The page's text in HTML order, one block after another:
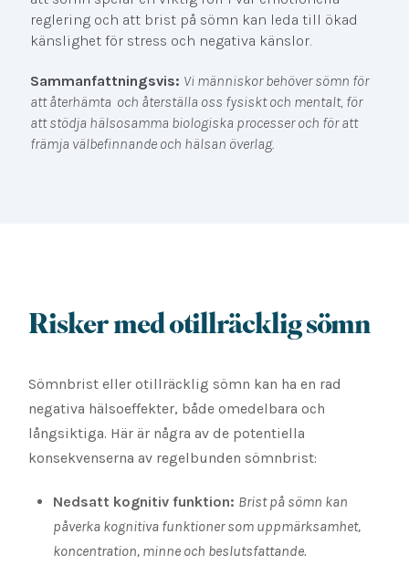
reglering och att brist på sömn kan leda till ökad
känslighet för stress och negativa känslor.
Sammanfattningsvis: Vi människor behöver sömn för
att återhämta och återställa oss fysiskt och mentalt, för
att stödja hälsosamma biologiska processer och för att
främja välbefinnande och hälsan överlag.
Risker med otillräcklig sömn
Sömnbrist eller otillräcklig sömn kan ha en rad
negativa hälsoeffekter, både omedelbara och
långsiktiga. Här är några av de potentiella
konsekvenserna av regelbunden sömnbrist:
Nedsatt kognitiv funktion: Brist på sömn kan
påverka kognitiva funktioner som uppmärksamhet,
koncentration, minne och beslutsfattande.